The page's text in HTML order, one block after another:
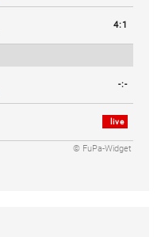
4:1
-:-
live
© FuPa-Widget